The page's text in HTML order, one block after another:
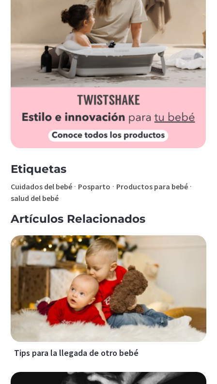
Etiquetas
Cuidados del bebé · Posparto · Productos para bebé ·
salud del bebé
Artículos Relacionados
Tips para la llegada de otro bebé